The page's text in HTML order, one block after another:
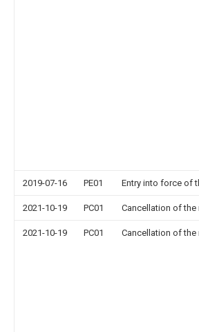
2019-07-16 PE01 Entry into force of
2021-10-19 PC01 Cancellation of
2021-10-19 PC01 Cancellation of